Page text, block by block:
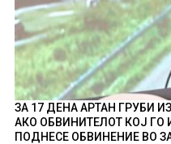
ЗА 17 ДЕНА АРТАН ГРУБИ
АКО ОБВИНИТЕЛОТ КОЈ
ПОДНЕСЕ ОБВИНЕНИЕ ВО